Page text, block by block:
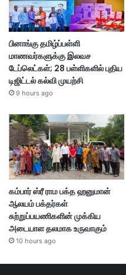
பினாங்கு தமிழ்ப்பள்ளி
மாணவர்களுக்கு இலவச
டேப்லெட்கள்; 28 பள்ளிகளில் புதிய
டிஜிட்டல் கல்வி முயற்சி
9 hours ago
கம்பார் ஸ்ரீ ராம பக்த ஹனுமான்
ஆலயம் பக்தர்கள்
சுற்றுப்பயணிகளின் முக்கிய
அடையாள தலமாக உருவாகும்
10 hours ago